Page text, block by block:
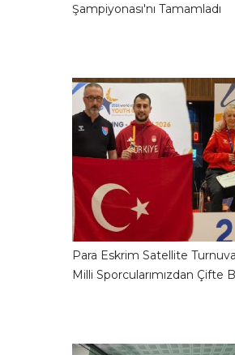
Şampiyonası'nı Tamamladı
Para Eskrim Satellite
Milli Sporcularımızdan Çifte